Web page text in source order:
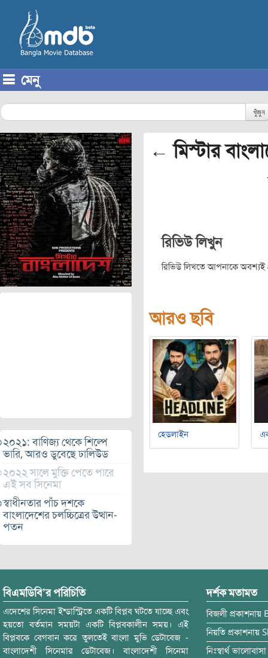
মেনু
খুঁজুন
২০২১: বাণিজ্য থেকে শিল্পে
ভারি, আরও ডুবেছে ঢালিউড
২০২২ সালে মুক্তি পেতে পারে
এই সব সিনেমা
স্বাধীনতার পাঁচ দশকে
বাংলাদেশের চলচ্চিত্রের উত্থান-
পতন
← মিস্টার
রিভিউ লিখুন
রিভিউ লিখতে আপনাকে অবশ্যই
আরও ছবি
হেডলাইন
বিএমডিবি’র পরিচিতি
এদেশের সিনেমা ইন্ডাস্ট্রিতে একটি বিপ্লব ঘটতে যাচ্ছে এবং
হয়তো বর্তমান সময়টা একটি বিপ্লবকালীন সময়। এই
বিপ্লবকে বেগবান করে তুলতেই বাংলা মুভি ডেটাবেজ -
বাংলাদেশী সিনেমার ডেটাবেজ। বাংলাদেশী সিনেমা
দর্শক মতামত
বিজলী প্রকাশনায়
নিয়তি প্রকাশনায়
নিঃস্বার্থ ভালোবাসা